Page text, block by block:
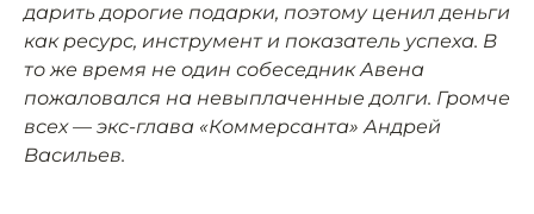
дарить дорогие подарки, поэтому ценил деньги
как ресурс, инструмент и показатель успеха. В
то же время не один собеседник Авена
пожаловался на невыплаченные долги. Громче
всех — экс-глава «Коммерсанта» Андрей
Васильев.